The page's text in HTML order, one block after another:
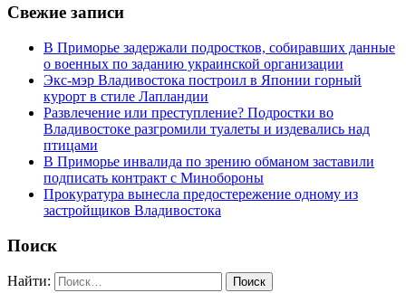
Свежие записи
В Приморье задержали подростков, собиравших данные
о военных по заданию украинской организации
Экс-мэр Владивостока построил в Японии горный
курорт в стиле Лапландии
Развлечение или преступление? Подростки во
Владивостоке разгромили туалеты и издевались над
птицами
В Приморье инвалида по зрению обманом заставили
подписать контракт с Минобороны
Прокуратура вынесла предостережение одному из
застройщиков Владивостока
Поиск
Найти: